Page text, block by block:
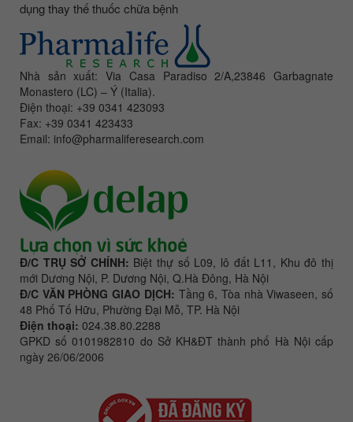
dụng thay thế thuốc chữa bệnh
Nhà sản xuất: Via Casa Paradiso 2/A,23846 Garbagnate
Monastero (LC) – Ý (Italia).
Điện thoại: +39 0341 423093
Fax: +39 0341 423433
Email: info@pharmaliferesearch.com
Đ/C TRỤ SỞ CHÍNH: Biệt thự số L09, lô đất L11, Khu đô thị
mới Dương Nội, P. Dương Nội, Q.Hà Đông, Hà Nội
Đ/C VĂN PHÒNG GIAO DỊCH: Tầng 6, Tòa nhà Viwaseen, số
48 Phố Tố Hữu, Phường Đại Mỗ, TP. Hà Nội
Điện thoại: 024.38.80.2288
GPKD số 0101982810 do Sở KH&ĐT thành phố Hà Nội cấp
ngày 26/06/2006